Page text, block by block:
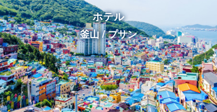
ホテル
釜山 / プサン